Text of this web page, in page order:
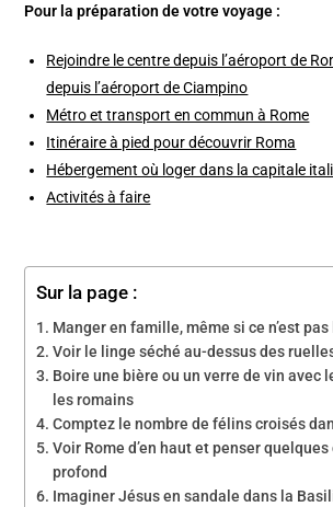
Pour la préparation de votre voyage :
Rejoindre le centre depuis l’aéroport de
depuis l’aéroport de Ciampino
Métro et transport en commun à Rome
Itinéraire à pied pour découvrir Roma
Hébergement où loger dans la capitale
Activités à faire
Sur la page :
Manger en famille, même si ce n’est
Voir le linge séché au-dessus des
Boire une bière ou un verre de vin avec
les romains
Comptez le nombre de félins croisés
Voir Rome d’en haut et penser quelques
profond
Imaginer Jésus en sandale dans la